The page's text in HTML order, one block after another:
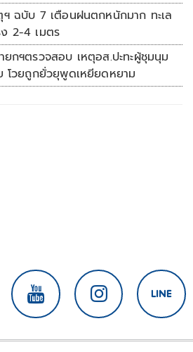
ฯ ฉบับ 7 เตือนฝนตกหนักมาก ทะเล
2-4 เมตร
โวยถูกยั่วยุพูดเหยียดหยาม